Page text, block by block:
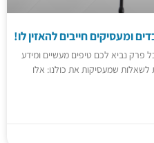
ומעסיקים חייבים להאזין לו!
נביא לכם טיפים מעשיים ומידע
שמעסיקות את כולנו: אלו